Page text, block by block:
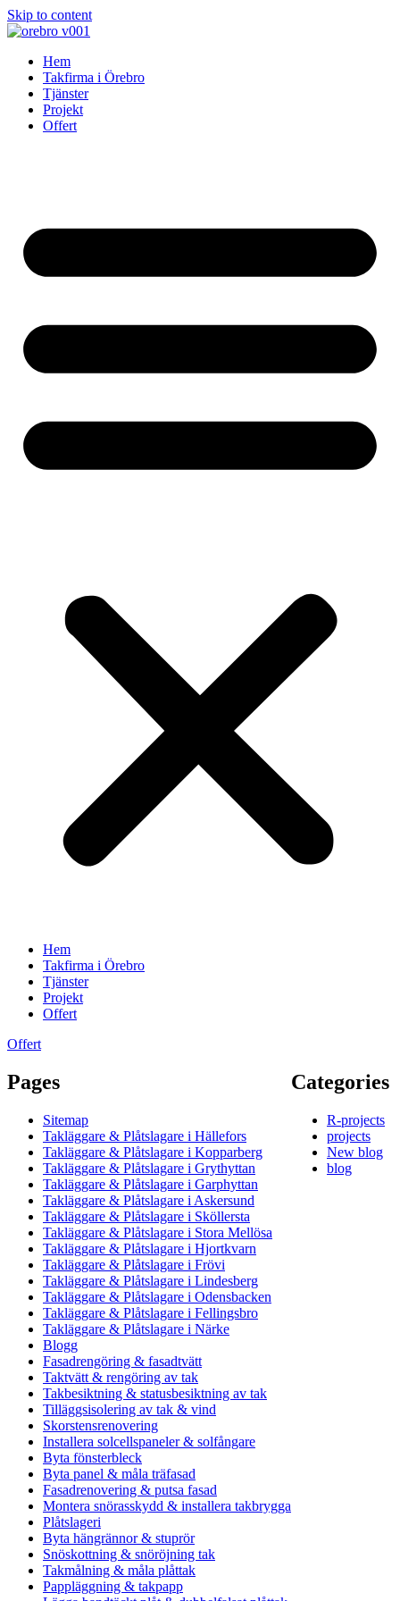
Skip to content
Hem
Takfirma i Örebro
Tjänster
Projekt
Offert
Hem
Takfirma i Örebro
Tjänster
Projekt
Offert
Offert
Pages
Sitemap
Takläggare & Plåtslagare i Hällefors
Takläggare & Plåtslagare i Kopparberg
Takläggare & Plåtslagare i Grythyttan
Takläggare & Plåtslagare i Garphyttan
Takläggare & Plåtslagare i Askersund
Takläggare & Plåtslagare i Sköllersta
Takläggare & Plåtslagare i Stora Mellösa
Takläggare & Plåtslagare i Hjortkvarn
Takläggare & Plåtslagare i Frövi
Takläggare & Plåtslagare i Lindesberg
Takläggare & Plåtslagare i Odensbacken
Takläggare & Plåtslagare i Fellingsbro
Takläggare & Plåtslagare i Närke
Blogg
Fasadrengöring & fasadtvätt
Taktvätt & rengöring av tak
Takbesiktning & statusbesiktning av tak
Tilläggsisolering av tak & vind
Skorstensrenovering
Installera solcellspaneler & solfångare
Byta fönsterbleck
Byta panel & måla träfasad
Fasadrenovering & putsa fasad
Montera snörasskydd & installera takbrygga
Plåtslageri
Byta hängrännor & stuprör
Snöskottning & snöröjning tak
Takmålning & måla plåttak
Pappläggning & takpapp
Categories
R-projects
projects
New blog
blog